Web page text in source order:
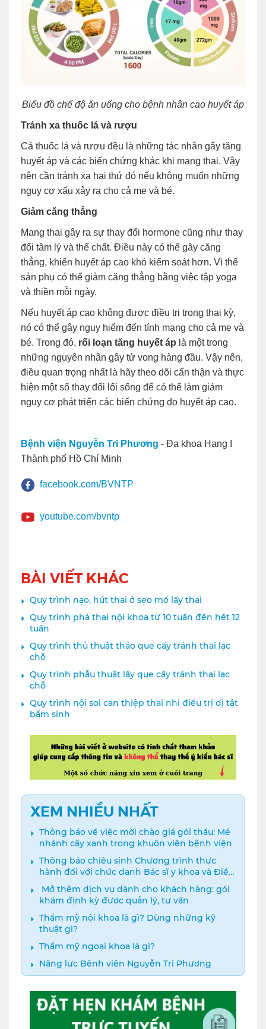
Biểu đồ chế độ ăn uống cho bệnh nhân cao huyết áp
Tránh xa thuốc lá và rượu
Cả thuốc lá và rượu đều là những tác nhân gây tăng
huyết áp và các biến chứng khác khi mang thai. Vậy
nên cần tránh xa hai thứ đó nếu không muốn những
nguy cơ xấu xảy ra cho cả mẹ và bé.
Giảm căng thẳng
Mang thai gây ra sự thay đổi hormone cũng như thay
đổi tâm lý và thể chất. Điều này có thể gây căng
thẳng, khiến huyết áp cao khó kiểm soát hơn. Vì thế
sản phụ có thể giảm căng thẳng bằng việc tập yoga
và thiền mỗi ngày.
Nếu huyết áp cao không được điều trị trong thai kỳ,
nó có thể gây nguy hiểm đến tính mạng cho cả mẹ và
bé. Trong đó, rối loạn tăng huyết áp là một trong
những nguyên nhân gây tử vong hàng đầu. Vậy nên,
điều quan trọng nhất là hãy theo dõi cẩn thận và thực
hiện một số thay đổi lối sống để có thể làm giảm
nguy cơ phát triển các biến chứng do huyết áp cao.
Bệnh viện Nguyễn Tri Phương - Đa khoa Hạng I
Thành phố Hồ Chí Minh
facebook.com/BVNTP
youtube.com/bvntp
BÀI VIẾT KHÁC
Quy trình nạo, hút thai ở sẹo mổ lấy thai
Quy trình phá thai nội khoa từ 10 tuần đến hết 12
tuần
Quy trình thủ thuật tháo que cấy tránh thai lạc
chỗ
Quy trình phẫu thuật lấy que cấy tránh thai lạc
chỗ
Quy trình nội soi can thiệp thai nhi điều trị dị tật
bẩm sinh
XEM NHIỀU NHẤT
Thông báo về việc mời chào giá gói thầu: Mé
nhánh cây xanh trong khuôn viên bệnh viện
Thông báo chiêu sinh Chương trình thực
hành đối với chức danh Bác sĩ y khoa và Điều
dưỡng năm 2024
️ Mở thêm dịch vụ dành cho khách hàng: gói
khám định kỳ được quản lý, tư vấn
Thẩm mỹ nội khoa là gì? Dùng những kỹ
thuật gì?
Thẩm mỹ ngoại khoa là gì?
Năng lực Bệnh viện Nguyễn Tri Phương